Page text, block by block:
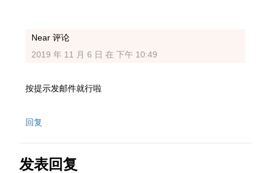
Near 评论
2019 年 11 月 6 日 在 下午 10:49
按提示发邮件就行啦
回复
发表回复